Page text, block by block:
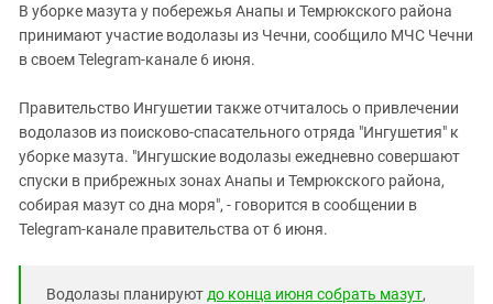
В уборке мазута у побережья Анапы и Темрюкского района
принимают участие водолазы из Чечни, сообщило МЧС Чечни
в своем Telegram-канале 6 июня.
Правительство Ингушетии также отчиталось о привлечении
водолазов из поисково-спасательного отряда "Ингушетия" к
уборке мазута. "Ингушские водолазы ежедневно совершают
спуски в прибрежных зонах Анапы и Темрюкского района,
собирая мазут со дна моря", - говорится в сообщении в
Telegram-канале правительства от 6 июня.
Водолазы планируют до конца июня собрать мазут,